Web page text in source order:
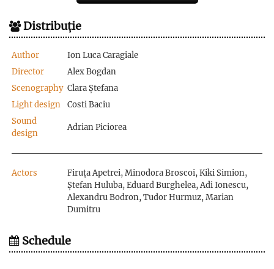
Distribuție
Author
Ion Luca Caragiale
Director
Alex Bogdan
Scenography Clara Ștefana
Light design
Costi Baciu
Sound
design
Adrian Piciorea
Actors
Firuța Apetrei, Minodora Broscoi, Kiki Simion,
Ștefan Huluba, Eduard Burghelea, Adi Ionescu,
Alexandru Bodron, Tudor Hurmuz, Marian
Dumitru
Schedule